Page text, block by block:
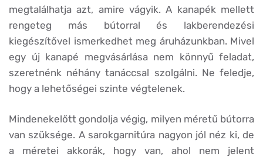
megtalálhatja azt, amire vágyik. A kanapék mellett
rengeteg más bútorral és lakberendezési
kiegészítővel ismerkedhet meg áruházunkban. Mivel
egy új kanapé megvásárlása nem könnyű feladat,
szeretnénk néhány tanáccsal szolgálni. Ne feledje,
hogy a lehetőségei szinte végtelenek.
Mindenekelőtt gondolja végig, milyen méretű bútorra
van szüksége. A sarokgarnitúra nagyon jól néz ki, de
a méretei akkorák, hogy van, ahol nem jelent